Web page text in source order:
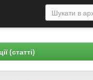
(статті)